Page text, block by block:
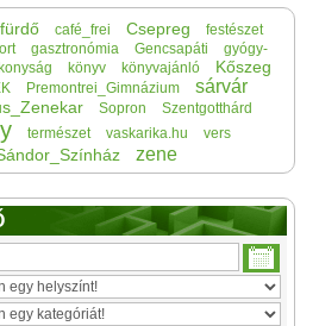
café_frei Csepreg
festészet
gasztronómia Gencsapáti
gyógy-
könyv könyvajánló
Kőszeg
Premontrei_Gimnázium sárvár
Sopron Szentgotthárd
természet vaskarika.hu vers
zene